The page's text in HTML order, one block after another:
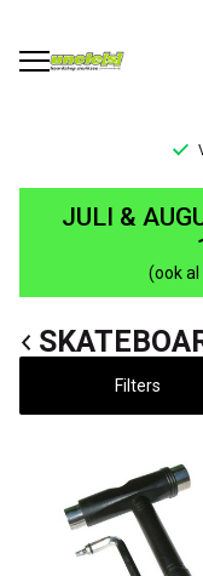
JULI &
(ook al
Filters